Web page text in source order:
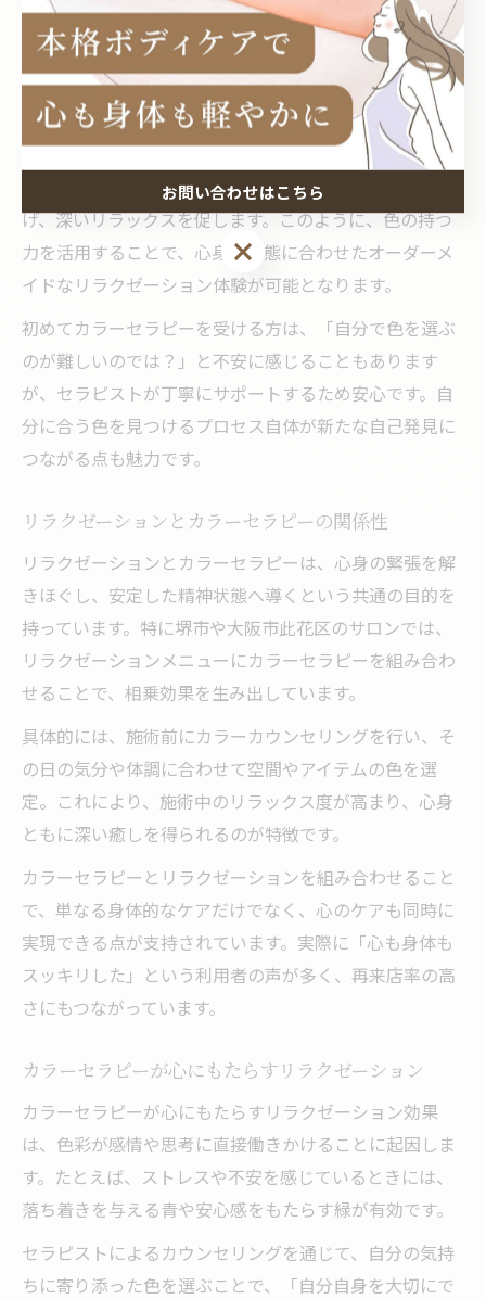
て心や身体に異なる影響を与えます。リラクゼーション
カラーセラピーでは、利用者自身が直感的に惹かれる色
を選ぶことで、無意識下のストレスや疲れにアプローチ
できるのが特徴です。
たとえば、黄色やオレンジは気分を明るくし、活力を与
える効果が期待されます。一方で、紫や青は緊張を和ら
げ、深いリラックスを促します。このように、色の持つ
力を活用することで、心身の状態に合わせたオーダーメ
イドなリラクゼーション体験が可能となります。
初めてカラーセラピーを受ける方は、「自分で色を選ぶ
のが難しいのでは？」と不安に感じることもあります
が、セラピストが丁寧にサポートするため安心です。自
分に合う色を見つけるプロセス自体が新たな自己発見に
つながる点も魅力です。
リラクゼーションとカラーセラピーの関係性
リラクゼーションとカラーセラピーは、心身の緊張を解
きほぐし、安定した精神状態へ導くという共通の目的を
持っています。特に堺市や大阪市此花区のサロンでは、
リラクゼーションメニューにカラーセラピーを組み合わ
せることで、相乗効果を生み出しています。
具体的には、施術前にカラーカウンセリングを行い、そ
の日の気分や体調に合わせて空間やアイテムの色を選
定。これにより、施術中のリラックス度が高まり、心身
ともに深い癒しを得られるのが特徴です。
カラーセラピーとリラクゼーションを組み合わせること
で、単なる身体的なケアだけでなく、心のケアも同時に
実現できる点が支持されています。実際に「心も身体も
スッキリした」という利用者の声が多く、再来店率の高
さにもつながっています。
カラーセラピーが心にもたらすリラクゼーション
カラーセラピーが心にもたらすリラクゼーション効果
は、色彩が感情や思考に直接働きかけることに起因しま
す。たとえば、ストレスや不安を感じているときには、
落ち着きを与える青や安心感をもたらす緑が有効です。
セラピストによるカウンセリングを通じて、自分の気持
ちに寄り添った色を選ぶことで、「自分自身を大切にで
お問い合わせはこちら
お問い合わせはこちら